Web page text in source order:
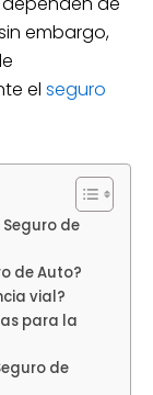
embargo,
el seguro
de
de Auto?
vial?
para la
de